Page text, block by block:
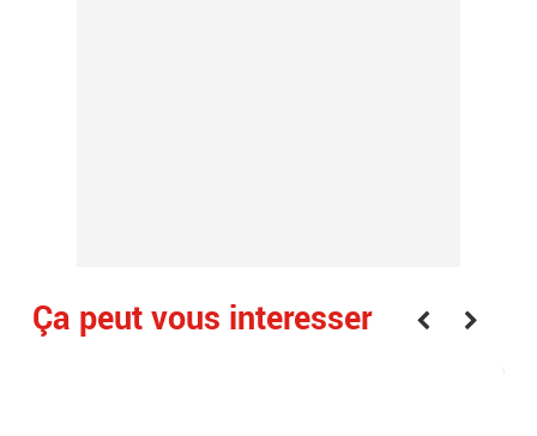
Ça peut vous interesser